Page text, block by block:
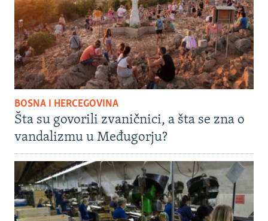
BOSNA I HERCEGOVINA
Šta su govorili zvaničnici, a šta se zna o
vandalizmu u Međugorju?